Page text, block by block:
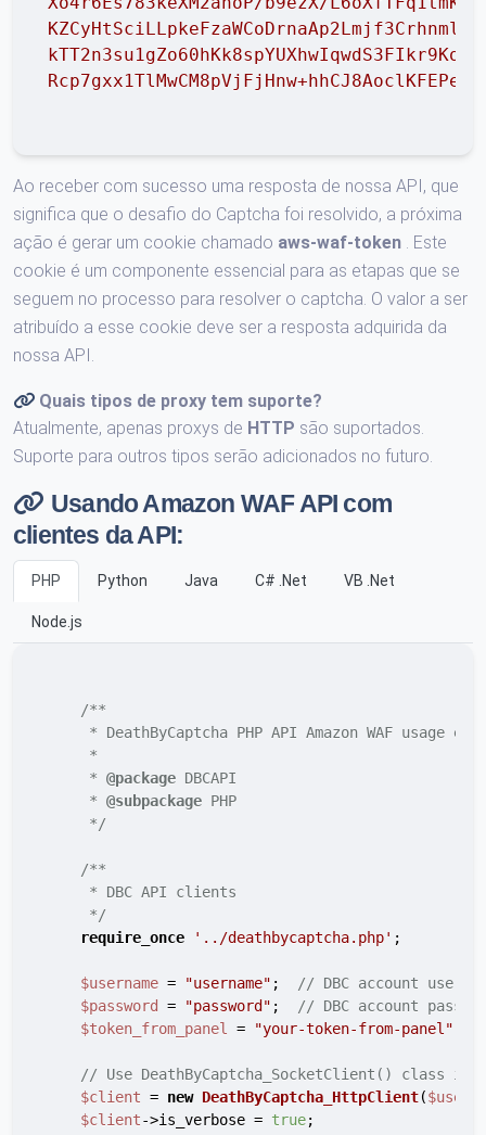
Ao receber com sucesso uma resposta de nossa API, que
significa que o desafio do Captcha foi resolvido, a próxima
ação é gerar um cookie chamado aws-waf-token
. Este
cookie é um componente essencial para as etapas que se
seguem no processo para resolver o captcha. O valor a ser
atribuído a esse cookie deve ser a resposta adquirida da
nossa API.
Quais tipos de proxy tem suporte?
Atualmente, apenas proxys de HTTP são suportados.
Suporte para outros tipos serão adicionados no futuro.
Usando Amazon WAF API com
clientes da API:
PHP Python Java C# .Net VB .Net
Node.js
/**
* DeathByCaptcha PHP API Amazon WAF usage
     *
     *
@package DBCAPI
     *
@subpackage PHP
     */
/**
     * DBC API clients
     */
require_once
'../deathbycaptcha.php' ;
$username = "username" ;
// DBC account
$password
= "password" ;
// DBC account
$token_from_panel
= "your-token-from-panel"
// Use DeathByCaptcha_SocketClient() class if
$client = new DeathByCaptcha_HttpClient(
$client->is_verbose = true;